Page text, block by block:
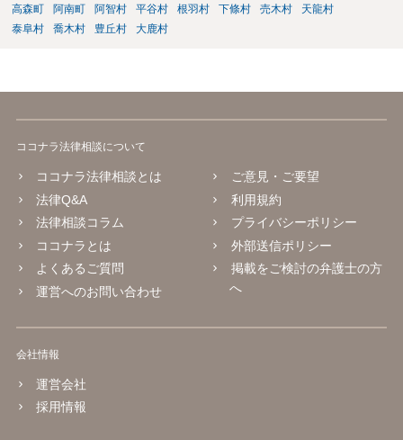
高森町
阿南町 阿智村 平谷村 根羽村 下條村 売木村
天龍村
泰阜村
喬木村 豊丘村 大鹿村
ココナラ法律相談について
ココナラ法律相談とは
法律Q&A
法律相談コラム
ココナラとは
よくあるご質問
運営へのお問い合わせ
ご意見・ご要望
利用規約
プライバシーポリシー
外部送信ポリシー
掲載をご検討の弁護士の方
へ
会社情報
運営会社
採用情報